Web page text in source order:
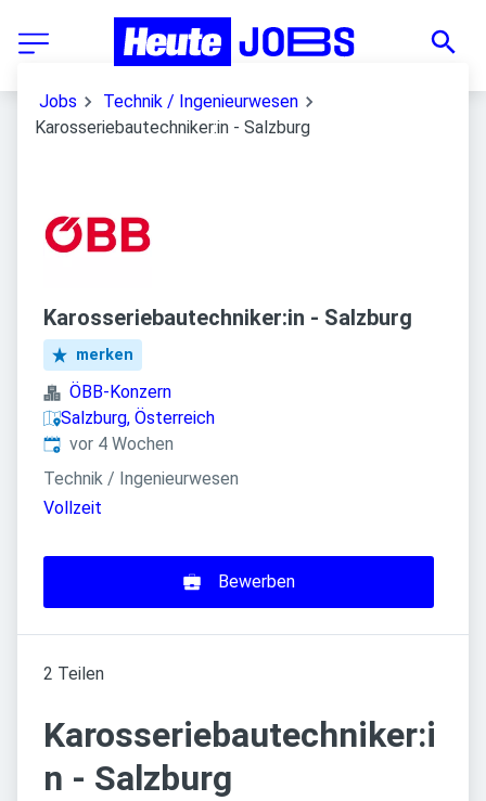
Jobs
Technik / Ingenieurwesen
Karosseriebautechniker:in - Salzburg
Karosseriebautechniker:in - Salzburg
merken
ÖBB-Konzern
Salzburg, Österreich
Veröffentlicht:
vor 4 Wochen
Technik / Ingenieurwesen
Vollzeit
Bewerben
2 Teilen
Karosseriebautechniker:i
n - Salzburg